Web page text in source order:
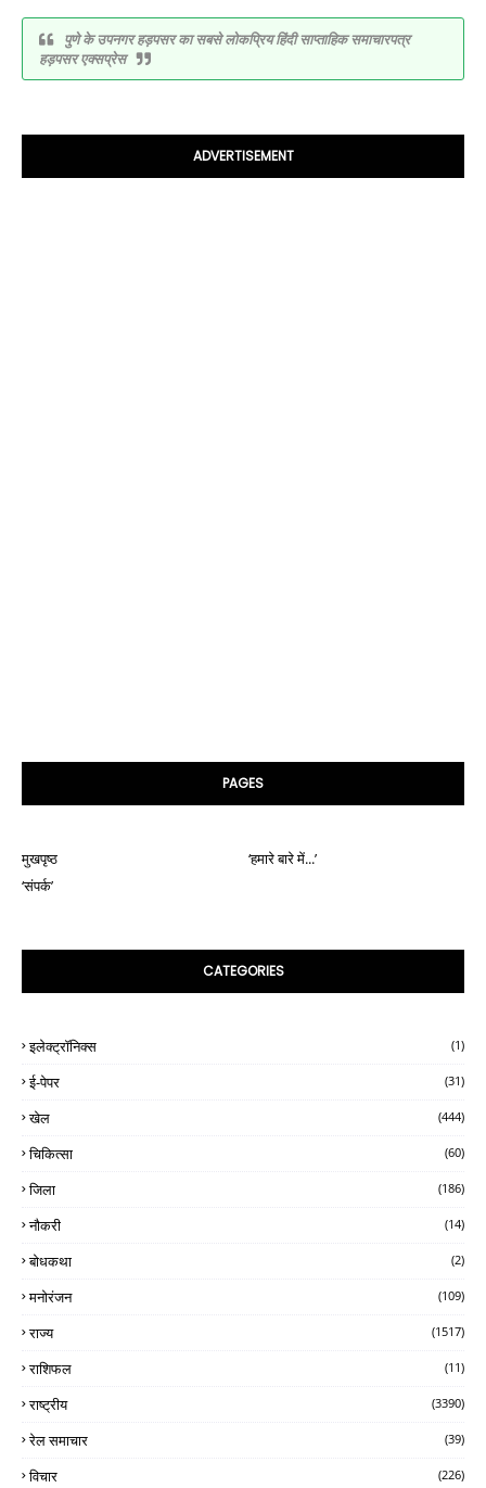
पुणे के उपनगर हड़पसर का सबसे लोकप्रिय हिंदी साप्ताहिक समाचारपत्र
हड़पसर एक्सप्रेस
ADVERTISEMENT
PAGES
मुखपृष्ठ
‘हमारे बारे में...’
‘संपर्क’
CATEGORIES
इलेक्ट्रॉनिक्स (1)
ई-पेपर (31)
खेल (444)
चिकित्सा (60)
जिला (186)
नौकरी (14)
बोधकथा (2)
मनोरंजन (109)
राज्य (1517)
राशिफल (11)
राष्ट्रीय (3390)
रेल समाचार (39)
विचार (226)